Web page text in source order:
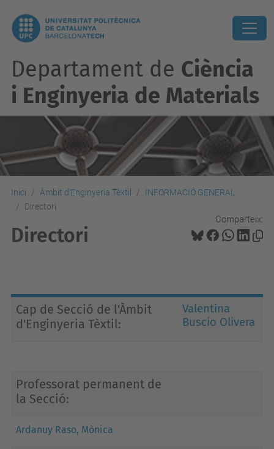
Departament de Ciència
i Enginyeria de Materials
Inici Àmbit d'Enginyeria Tèxtil
INFORMACIÓ GENERAL
Directori
Comparteix:
Directori
Cap de Secció de l'Àmbit
d'Enginyeria Tèxtil:
Valentina
Buscio Olivera
Professorat permanent de
la Secció:
Ardanuy Raso, Mònica